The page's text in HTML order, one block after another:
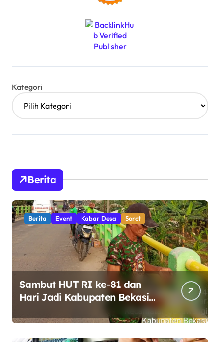
Kategori
Berita
Berita Event Kabar Desa Sorot
Sambut HUT RI ke-81 dan
Hari Jadi Kabupaten Bekasi
ke-76, Pemdes Muara bakti
Gotong Royong Percantik
Jembatan CBL